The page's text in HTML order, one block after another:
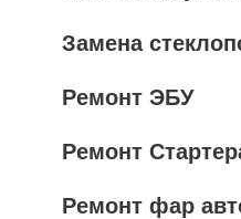
Замена
Ремонт ЭБУ
Ремонт
Ремонт фар